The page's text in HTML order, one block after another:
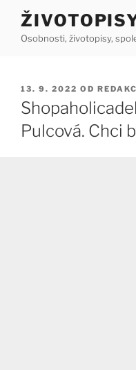
Přejít
obsahuOsobnosti, životopisy,
PUBLIKOVÁNO
13. 9. 2022 OD
Pulcová. Chci